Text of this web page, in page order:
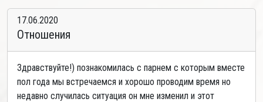
17.06.2020
Отношения
Здравствуйте!) познакомилась с парнем с которым вместе
пол года мы встречаемся и хорошо проводим время но
недавно случилась ситуация он мне изменил и этот